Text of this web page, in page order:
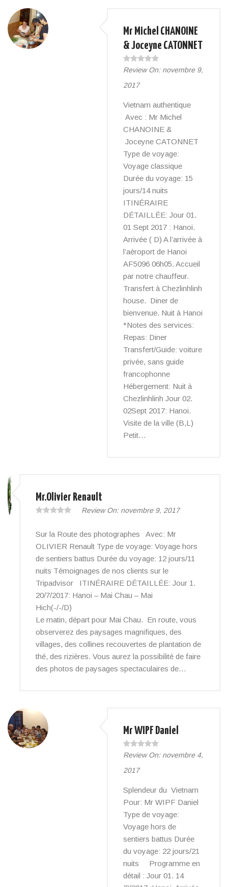
Mr Michel CHANOINE
& Joceyne CATONNET
Review On: novembre 9,
2017
Vietnam authentique
Avec : Mr Michel
CHANOINE &
Joceyne CATONNET
Type de voyage:
Voyage classique
Durée du voyage: 15
jours/14 nuits
ITINÉRAIRE
DÉTAILLÉE: Jour 01.
01 Sept 2017 : Hanoi.
Arrivée ( D) A l’arrivée à
l’aéroport de Hanoi
AF5096 06h05. Accueil
par notre chauffeur.
Transfert à Chezlinhlinh
house. Diner de
bienvenue. Nuit à Hanoi
*Notes des services:
Repas: Diner
Transfert/Guide: voiture
privée, sans guide
francophonne
Hébergement: Nuit à
Chezlinhlinh Jour 02.
02Sept 2017: Hanoi.
Visite de la ville (B,L)
Petit…
Mr.Olivier Renault
Review On: novembre 9, 2017
Sur la Route des photographes Avec: Mr
OLIVIER Renault Type de voyage: Voyage hors
de sentiers battus Durée du voyage: 12 jours/11
nuits Témoignages de nos clients sur le
Tripadvisor ITINÉRAIRE DÉTAILLÉE: Jour 1.
20/7/2017: Hanoi – Mai Chau – Mai
Hich(-/-/D)
Le matin, départ pour Mai Chau. En route, vous
observerez des paysages magnifiques, des
villages, des collines recouvertes de plantation de
thé, des rizières. Vous aurez la possibilité de faire
des photos de paysages spectaculaires de…
Mr WIPF Daniel
Review On: novembre 4,
2017
Splendeur du Vietnam
Pour: Mr WIPF Daniel
Type de voyage:
Voyage hors de
sentiers battus Durée
du voyage: 22 jours/21
nuits Programme en
détail : Jour 01. 14